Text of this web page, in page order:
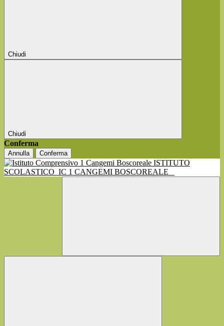
Chiudi
Chiudi
Conferma
Annulla Conferma
ISTITUTO
SCOLASTICO IC 1 CANGEMI BOSCOREALE